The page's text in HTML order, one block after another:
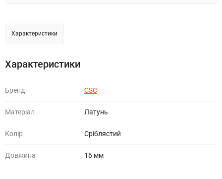
Характеристики
Характеристики
Бренд CSC
Матеріал Латунь
Колір Сріблястий
Довжина 16 мм